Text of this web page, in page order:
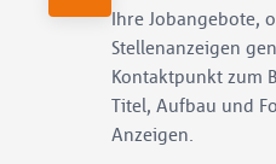
Ihre Jobangebote,
Stellenanzeigen
Kontaktpunkt zum
Titel, Aufbau und
Anzeigen.